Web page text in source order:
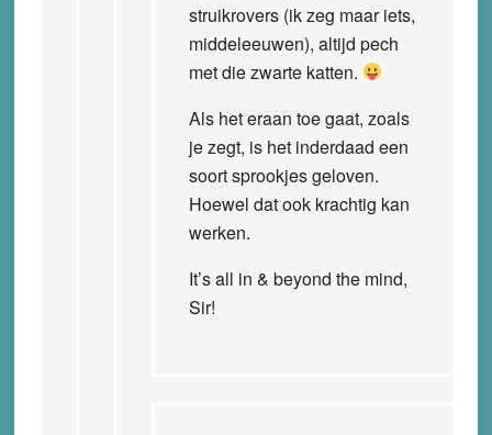
struikrovers (ik zeg maar iets,
middeleeuwen), altijd pech
met die zwarte katten.
Als het eraan toe gaat, zoals
je zegt, is het inderdaad een
soort sprookjes geloven.
Hoewel dat ook krachtig kan
werken.
It’s all in & beyond the mind,
Sir!